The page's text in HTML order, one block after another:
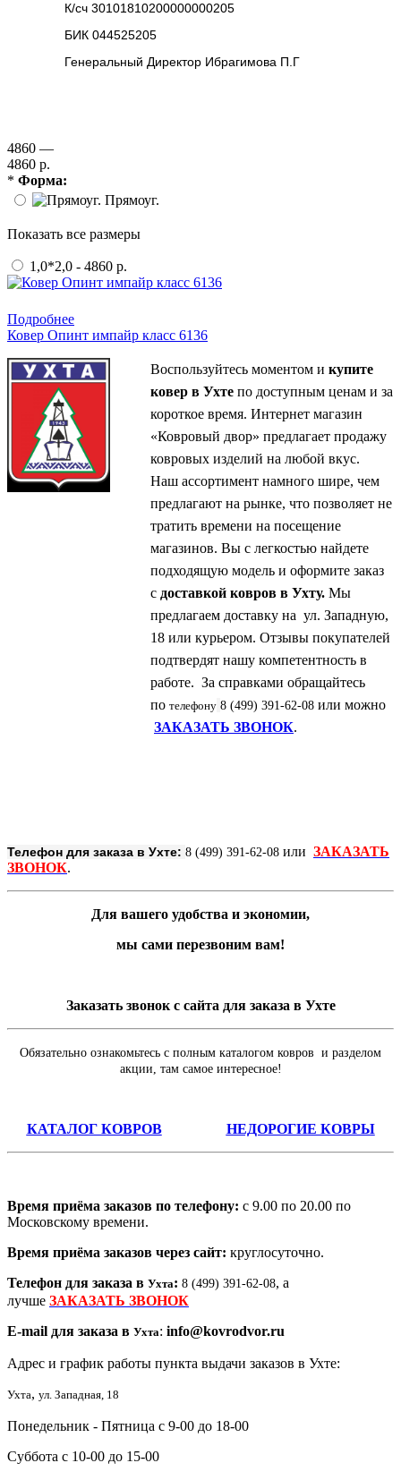
К/сч 30101810200000000205
БИК 044525205
Генеральный Директор Ибрагимова П.Г
4860 —
4860 р.
* Форма:
Прямоуг.
Показать все размеры
1,0*2,0 - 4860 р.
Подробнее
Ковер Опинт импайр класс 6136
Воспользуйтесь моментом и купите
ковер в Ухте по доступным ценам и за
короткое время. Интернет магазин
«Ковровый двор» предлагает продажу
ковровых изделий на любой вкус.
Наш ассортимент намного шире, чем
предлагают на рынке, что позволяет не
тратить времени на посещение
магазинов. Вы с легкостью найдете
подходящую модель и оформите заказ
с доставкой ковров в Ухту. Мы
предлагаем доставку на ул. Западную,
18 или курьером. Отзывы покупателей
подтвердят нашу компетентность в
работе. За справками обращайтесь
по телефону 8 (499) 391-62-08 или можно
ЗАКАЗАТЬ ЗВОНОК.
Телефон для заказа в Ухте: 8 (499) 391-62-08 или ЗАКАЗАТЬ
ЗВОНОК.
Для вашего удобства и экономии,
мы сами перезвоним вам!
Заказать звонок с сайта для заказа в Ухте
Обязательно ознакомьтесь с полным каталогом ковров и разделом
акции, там самое интересное!
КАТАЛОГ КОВРОВ НЕДОРОГИЕ КОВРЫ
Время приёма заказов по телефону: с 9.00 по 20.00 по
Московскому времени.
Время приёма заказов через сайт: круглосуточно.
Телефон для заказа в Ухта: 8 (499) 391-62-08, а
лучше ЗАКАЗАТЬ ЗВОНОК
E-mail для заказа в Ухта: info@kovrodvor.ru
Адрес и график работы пункта выдачи заказов в Ухте:
Ухта, ул. Западная, 18
Понедельник - Пятница с 9-00 до 18-00
Суббота с 10-00 до 15-00